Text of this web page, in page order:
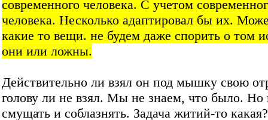
современного человека. С учетом
человека. Несколько адаптировал бы их.
какие то вещи. не будем даже спорить о том
они или ложны.
Действительно ли взял он под мышку свою
голову ли не взял. Мы не знаем, что было.
смущать и соблазнять. Задача житий-то